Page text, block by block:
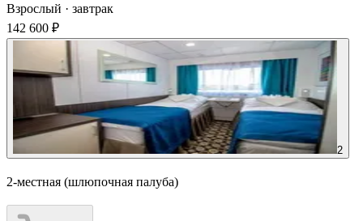
Взрослый · завтрак
142 600 ₽
2
2-местная (шлюпочная палуба)